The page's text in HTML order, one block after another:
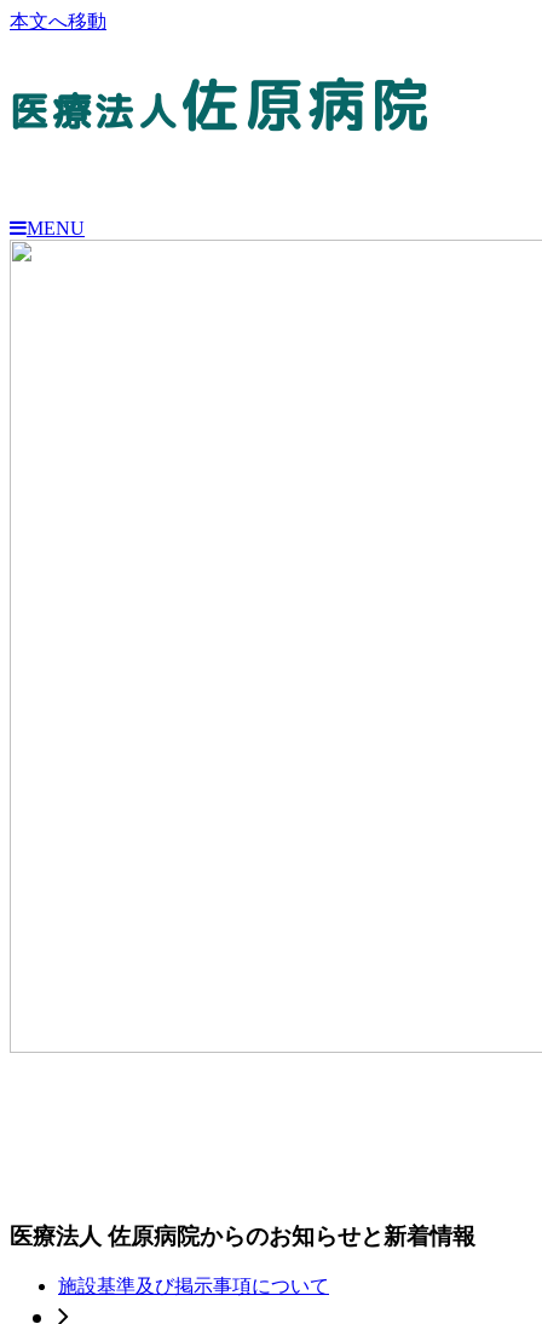
本文へ移動
医療法人佐原病院
MENU
医療法人 佐原病院からのお知らせと新着情報
施設基準及び掲示事項について